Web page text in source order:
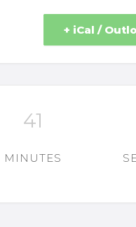
+ iCal /
41
MINUTES